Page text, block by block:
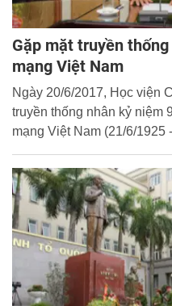
Gặp mặt truyền
mạng Việt Nam
Ngày 20/6/2017, Học viện
truyền thống nhân kỷ niệm
mạng Việt Nam (21/6/1925